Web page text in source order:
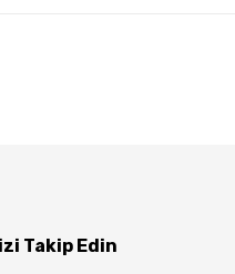
Takip Edin